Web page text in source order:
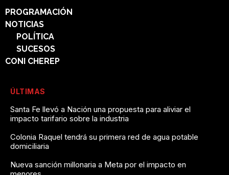
PROGRAMACIÓN
NOTICIAS
POLÍTICA
SUCESOS
CONI CHEREP
ÚLTIMAS
Santa Fe llevó a Nación una propuesta para aliviar el
impacto tarifario sobre la industria
Colonia Raquel tendrá su primera red de agua potable
domiciliaria
Nueva sanción millonaria a Meta por el impacto en